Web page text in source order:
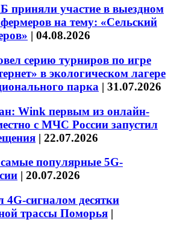
приняли участие в выездном
на тему: «Сельский
| 04.08.2026
серию турниров по игре
в экологическом лагере
парка | 31.07.2026
Wink первым из онлайн-
с МЧС России запустил
| 22.07.2026
популярные 5G-
| 20.07.2026
сигналом десятки
трассы Поморья |